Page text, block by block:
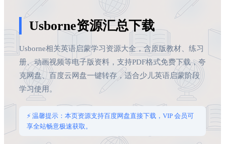
Usborne资源汇总下载
Usborne相关英语启蒙学习资源大全，含原版教材、练习
册、动画视频等电子版资料，支持PDF格式免费下载，夸
克网盘、百度云网盘一键转存，适合少儿英语启蒙阶段
学习使用。
⚡ 温馨提示：本页资源支持百度网盘直接下载，VIP 会员可
享全站畅意极速获取。